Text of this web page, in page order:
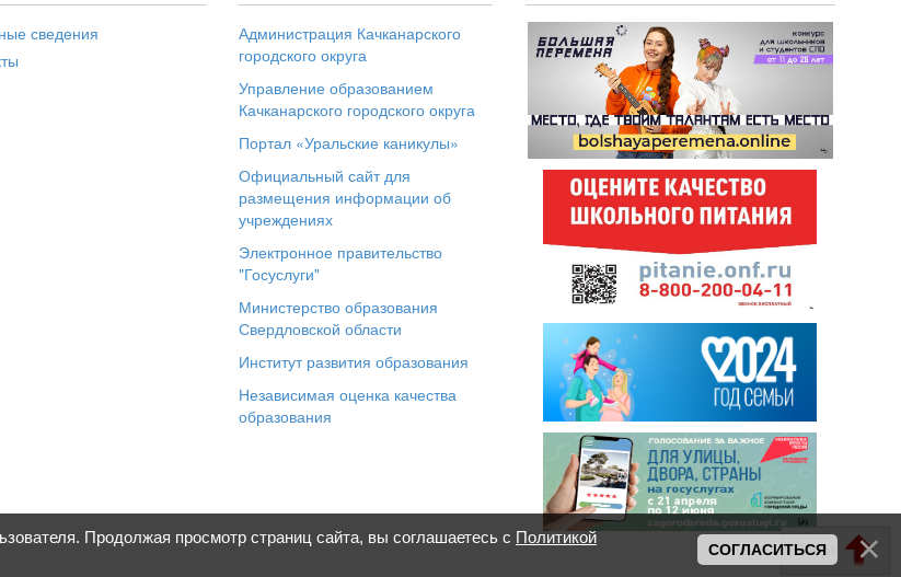
сведения
Администрация Качканарского
городского округа
Управление образованием
Качканарского городского округа
Портал «Уральские каникулы»
Официальный сайт для
размещения информации об
учреждениях
Электронное правительство
"Госуслуги"
Министерство образования
Свердловской области
Институт развития образования
Независимая оценка качества
образования
Вверх
Продолжая просмотр страниц сайта, вы соглашаетесь с Политикой
СОГЛАСИТЬСЯ